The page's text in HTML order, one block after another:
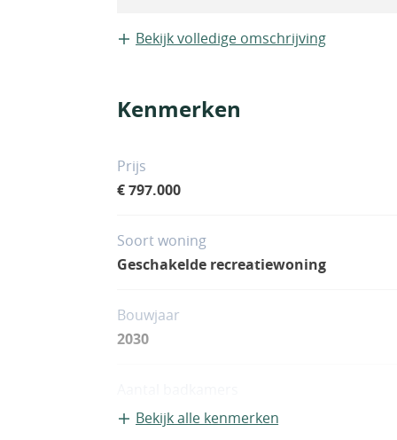
Bekijk volledige omschrijving
Kenmerken
Prijs
€ 797.000
Soort woning
Geschakelde recreatiewoning
Bouwjaar
2030
1 Bekijk alle kenmerken